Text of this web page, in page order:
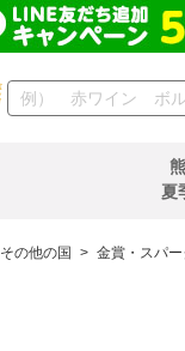
夏
その他の国 > 金賞・スパ